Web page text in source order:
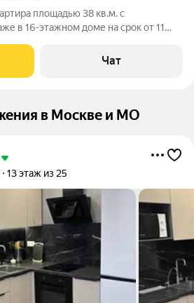
площадью 38 кв.м. с
в 16-этажном доме на срок от 11
Дом - панельный,
Чат
в Москве и МО
13 этаж из 25